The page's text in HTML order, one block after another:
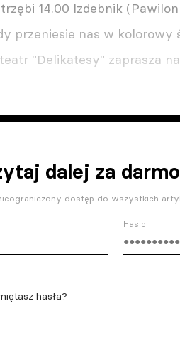
14.00 Izdebnik
przeniesie nas w kolorowy
"Delikatesy" zaprasza
dalej za darmo
dostęp do wszystkich
Haslo
hasła?